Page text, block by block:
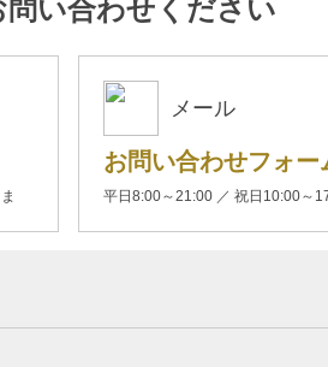
問い合わせください
メール
お問い合わせフォー
平日8:00～21:00 ／ 祝日10:00～